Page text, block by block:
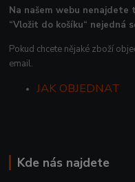
Na našem webu nenajdete
“Vložit do košíku“ nejedná
Pokud chcete nějaké zboží
email.
JAK OBJEDNAT
Kde nás najdete